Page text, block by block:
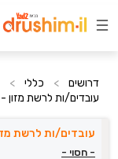
דרושים > כללי >
עובדים/ות לרשת מזון
עובדים/ות לרשת
- חסוי -